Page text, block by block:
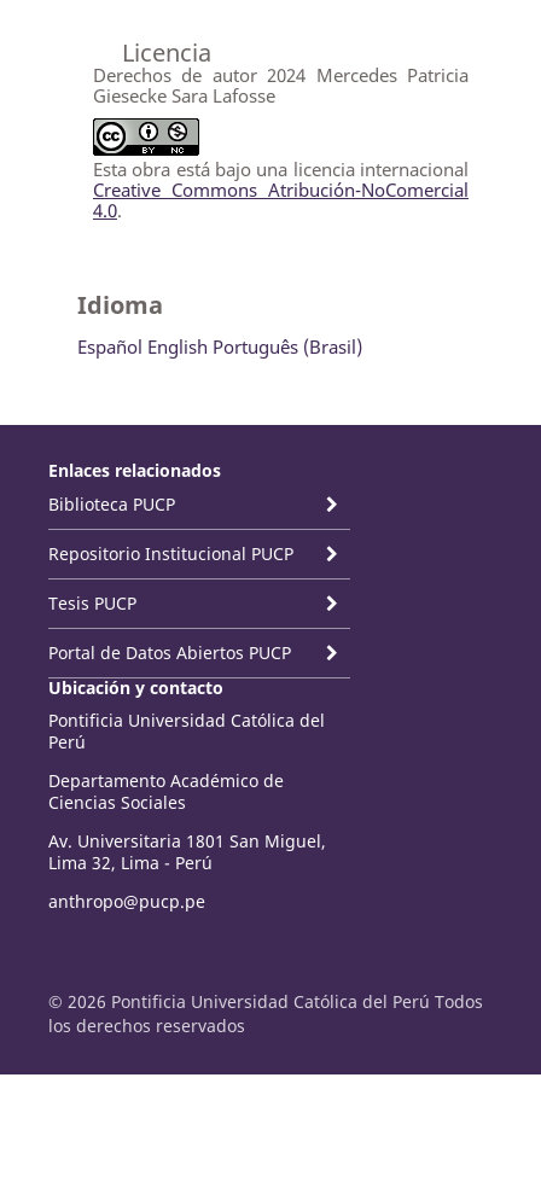
Licencia
Derechos de autor 2024 Mercedes Patricia
Giesecke Sara Lafosse
Esta obra está bajo una licencia internacional
Creative Commons Atribución-NoComercial
4.0.
Idioma
Español English Português (Brasil)
Enlaces relacionados
Biblioteca PUCP
Repositorio Institucional PUCP
Tesis PUCP
Portal de Datos Abiertos PUCP
Ubicación y contacto
Pontificia Universidad Católica del
Perú
Departamento Académico de
Ciencias Sociales
Av. Universitaria 1801 San Miguel,
Lima 32, Lima - Perú
anthropo@pucp.pe
© 2026 Pontificia Universidad Católica del Perú Todos
los derechos reservados